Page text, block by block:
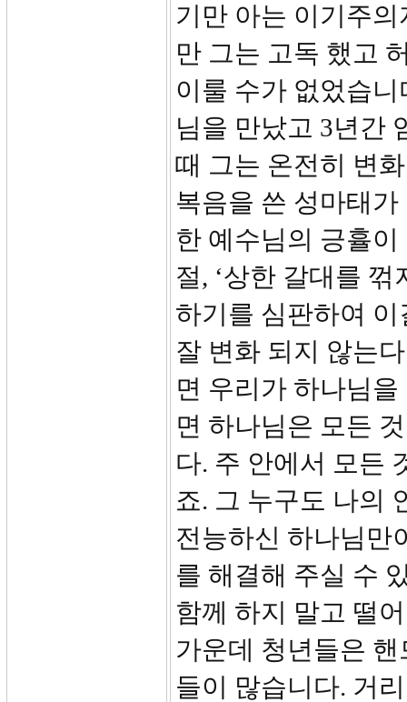
기만 아는 이기주
만 그는 고독 했고
이룰 수가 없었습
님을 만났고 3년간
때 그는 온전히 변
복음을 쓴 성마태
한 예수님의 긍휼
절, ‘상한 갈대를
하기를 심판하여
잘 변화 되지 않는
면 우리가 하나님
면 하나님은 모든
다. 주 안에서 모든
죠. 그 누구도 나의
전능하신 하나님만
를 해결해 주실 수
함께 하지 말고 떨
가운데 청년들은
들이 많습니다. 거